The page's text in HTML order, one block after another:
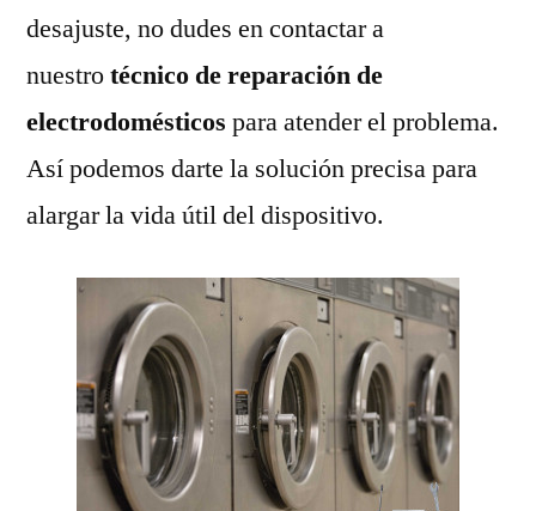
desajuste, no dudes en contactar a
nuestrotécnico de reparación de
electrodomésticos para atender el problema.
Así podemos darte la solución precisa para
alargar la vida útil del dispositivo.